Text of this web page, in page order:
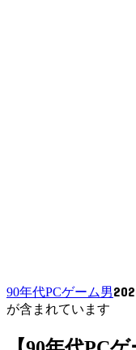
90年代PCゲーム男
が含まれています